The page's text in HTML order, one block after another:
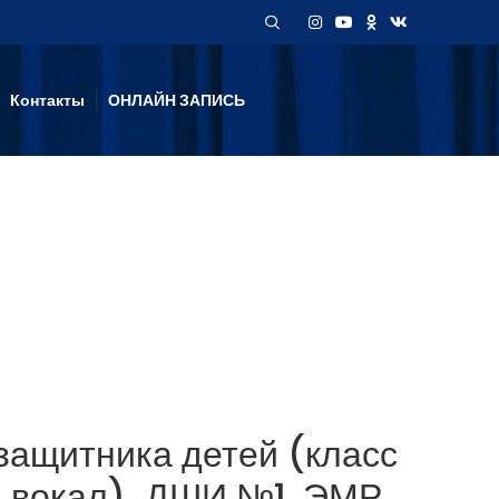
Контакты ОНЛАЙН ЗАПИСЬ
детей (класс